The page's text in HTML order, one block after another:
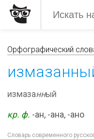
Орфографический
измазанный
кр. ф. -ан, -ана, -ано
Словарь современного